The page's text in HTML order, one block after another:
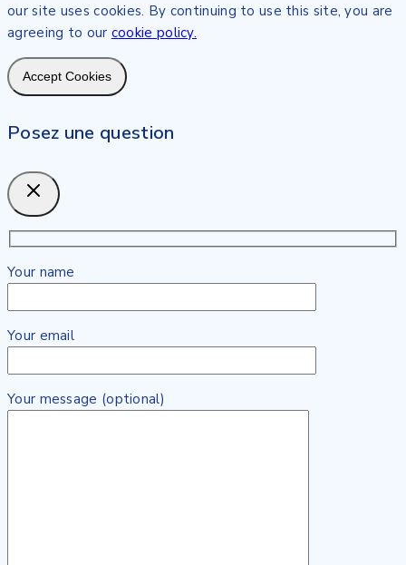
our site uses cookies. By continuing to use this site, you are
agreeing to our cookie policy.
Accept Cookies
Posez une question
Your name
Your email
Your message (optional)